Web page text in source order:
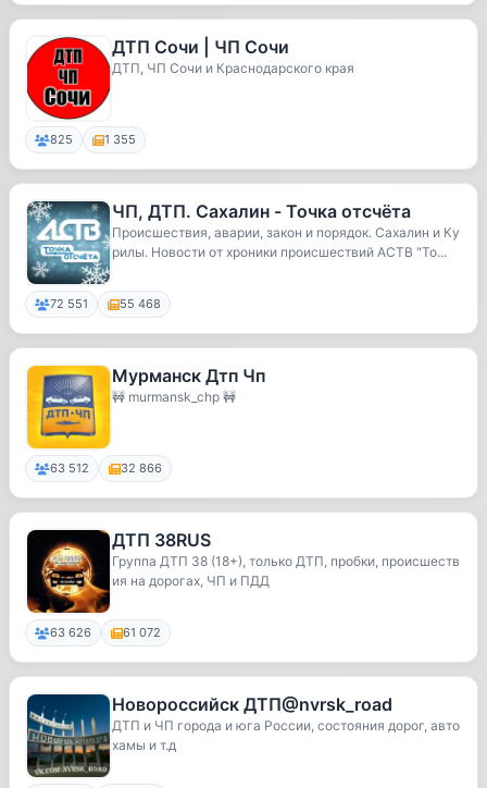
ДТП Сочи | ЧП Сочи
ДТП, ЧП Сочи и Краснодарского края
825 1 355
ЧП, ДТП. Сахалин - Точка отсчёта
Происшествия, аварии, закон и порядок. Сахалин и Ку
рилы. Новости от хроники происшествий АСТВ "То...
72 551 55 468
Мурманск Дтп Чп
🚧 murmansk_chp 🚧
63 512 32 866
ДТП 38RUS
Группа ДТП 38 (18+), только ДТП, пробки, происшеств
ия на дорогах, ЧП и ПДД
63 626 61 072
Новороссийск ДТП@nvrsk_road
ДТП и ЧП города и юга России, состояния дорог, авто
хамы и т.д